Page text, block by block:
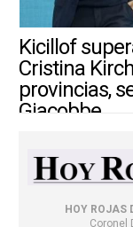
Kicillof
Cristina
provincias,
Giacobbe
HOY ROJAS
Coronel